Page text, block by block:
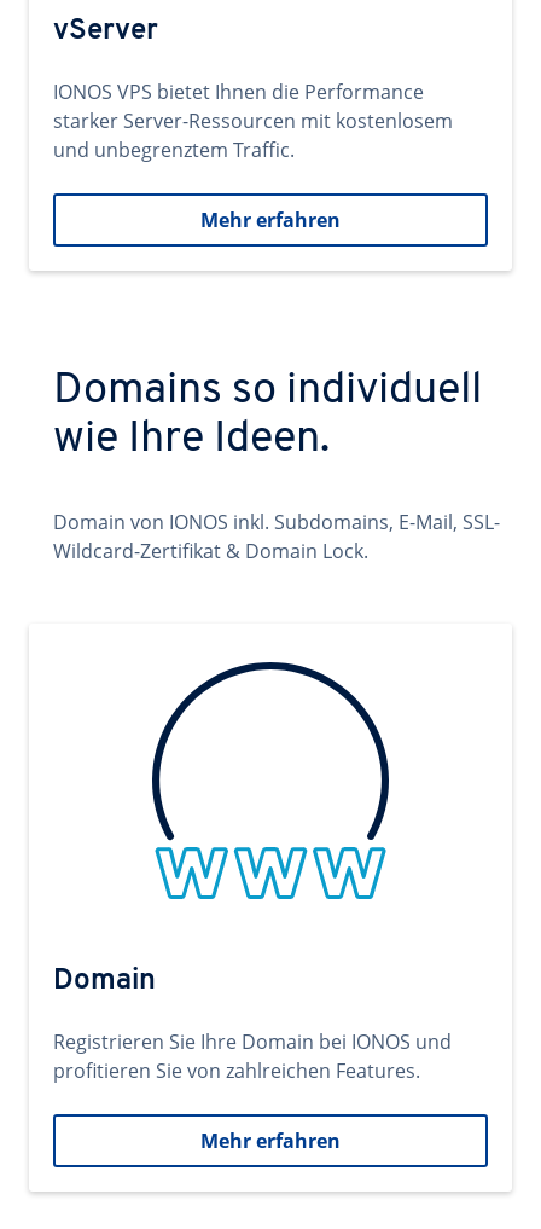
vServer
IONOS VPS bietet Ihnen die Performance
starker Server-Ressourcen mit kostenlosem
und unbegrenztem Traffic.
Mehr erfahren
Domains so individuell
wie Ihre Ideen.
Domain von IONOS inkl. Subdomains, E-Mail, SSL-
Wildcard-Zertifikat & Domain Lock.
Domain
Registrieren Sie Ihre Domain bei IONOS und
profitieren Sie von zahlreichen Features.
Mehr erfahren